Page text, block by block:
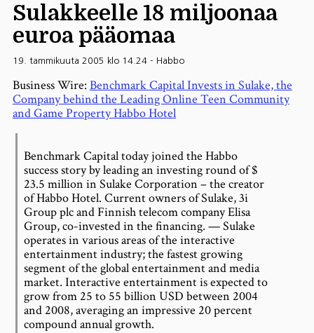
Sulakkeelle 18 miljoonaa
euroa pääomaa
19. tammikuuta 2005 klo 14.24- Habbo
Business Wire: Benchmark Capital Invests in Sulake, the
Company behind the Leading Online Teen Community
and Game Property Habbo Hotel
Benchmark Capital today joined the Habbo
success story by leading an investing round of $
23.5 million in Sulake Corporation – the creator
of Habbo Hotel. Current owners of Sulake, 3i
Group plc and Finnish telecom company Elisa
Group, co-invested in the financing. — Sulake
operates in various areas of the interactive
entertainment industry; the fastest growing
segment of the global entertainment and media
market. Interactive entertainment is expected to
grow from 25 to 55 billion USD between 2004
and 2008, averaging an impressive 20 percent
compound annual growth.